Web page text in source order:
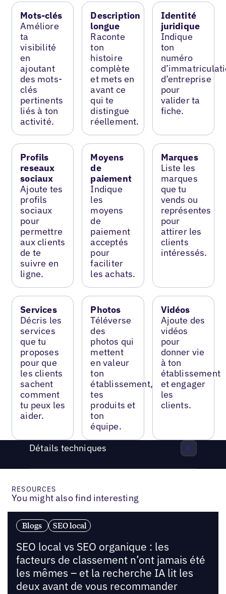
Mots-clés
Améliore
ta
visibilité
en
ajoutant
des mots-
clés
pertinents
liés à ton
activité.
Description
longue
Raconte
ton
histoire
complète
et mets en
avant ce
qui te
distingue
réellement.
Identité
juridique
Indique
ton
numéro
d’entreprise
pour
valider ta
fiche.
Profils
reseaux
sociaux
Ajoute tes
profils
sociaux
pour
permettre
aux clients
de te
suivre en
ligne.
Moyens
de
paiement
Indique
les
moyens
de
paiement
acceptés
pour
faciliter
les achats.
Marques
Liste les
marques
que tu
vends ou
représentes
pour
attirer les
clients
intéressés.
Services
Décris les
services
que tu
proposes
pour que
les clients
sachent
comment
tu peux les
aider.
Photos
Téléverse
des
photos qui
mettent
en valeur
ton
établissement,
tes
produits et
ton
équipe.
Vidéos
Ajoute des
vidéos
pour
donner vie
à ton
établissement
et engager
les
clients.
Détails techniques
RESOURCES
You might also find interesting
Blogs SEO local
SEO local vs SEO organique : les
facteurs de classement n’ont jamais été
les mêmes – et la recherche IA lit les
deux avant de vous recommander